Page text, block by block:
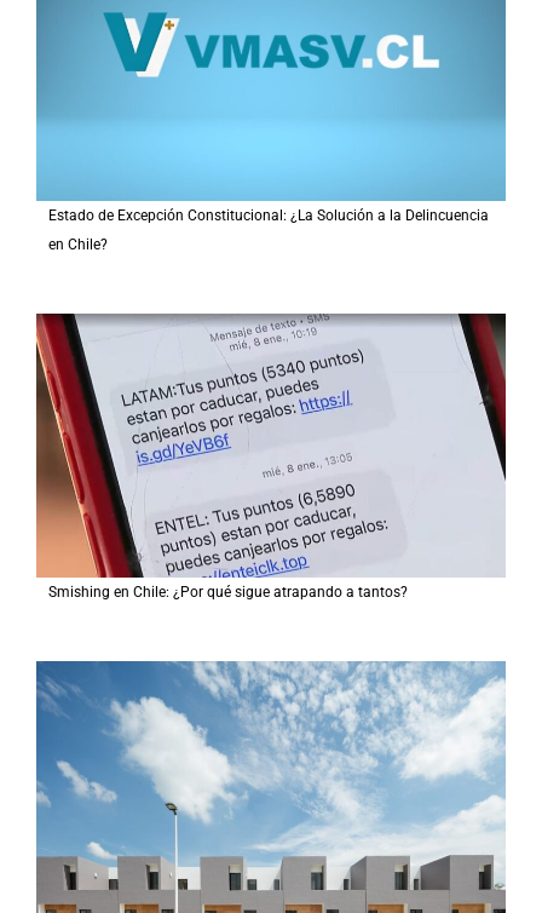
Estado de Excepción Constitucional: ¿La Solución a la Delincuencia
en Chile?
Smishing en Chile: ¿Por qué sigue atrapando a tantos?